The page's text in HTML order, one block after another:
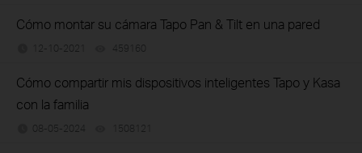
Cómo montar su cámara Tapo Pan & Tilt en una pared
12-10-2021 459160
Cómo compartir mis dispositivos inteligentes Tapo y Kasa
con la familia
08-05-2024 1508121